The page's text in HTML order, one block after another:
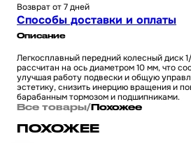
Возврат от 7 дней
Способы доставки и оплаты
Описание
Легкосплавный передний колесный диск
рассчитан на ось диаметром 10 мм, что
улучшая работу подвески и общую
эстетику, снизить инерцию вращения и
барабанным тормозом и подшипниками.
Все товары/Похожее
ПОХОЖЕЕ